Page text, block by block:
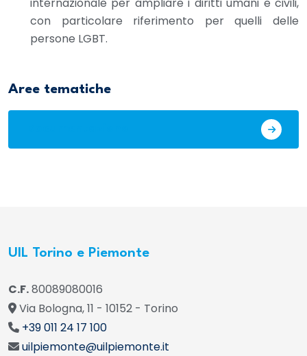
con particolare riferimento per quelli delle
persone LGBT.
Aree tematiche
UIL Torino e Piemonte
C.F.80089080016
Via Bologna, 11 - 10152 - Torino
+39 011 24 17 100
uilpiemonte@uilpiemonte.it